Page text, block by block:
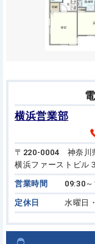
横浜営業部
〒220-0004 神奈川
横浜ファーストビル
営業時間 09:30～
定休日 水曜日・